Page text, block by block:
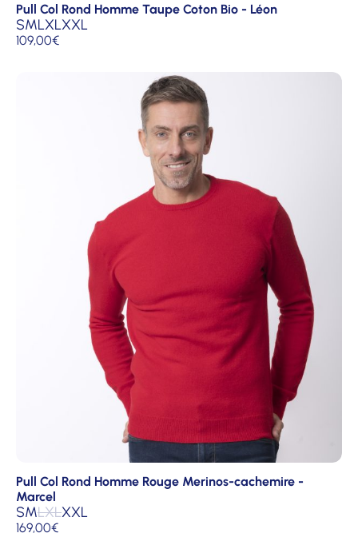
Pull Col Rond Homme Taupe Coton Bio - Léon
SMLXLXXL
109,00€
Pull Col Rond Homme Rouge Merinos-cachemire -
Marcel
SMLXLXXL
169,00€